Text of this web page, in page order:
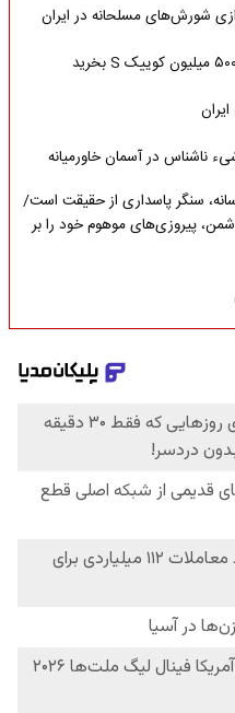
شورش‌های مسلحانه در ایران
ناشناس در آسمان خاورمیانه
سنگر پاسداری از حقیقت است/
پیروزی‌های موهوم خود را بر